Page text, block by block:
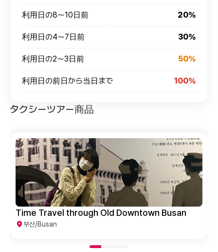
利用日の8～10日前 20%
利用日の4～7日前 30%
利用日の2～3日前 50%
利用日の前日から当日まで 100%
タクシーツアー商品
Time Travel through Old Downtown Busan
부산/Busan